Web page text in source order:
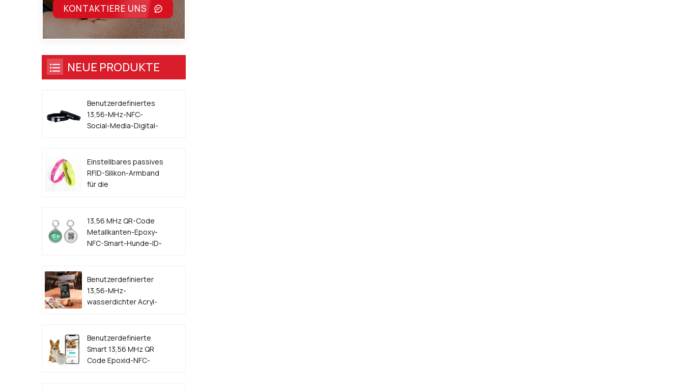
KONTAKTIERE UNS
NEUE PRODUKTE
Benutzerdefiniertes
13,56-MHz-NFC-
Social-Media-Digital-
Einstellbares passives
RFID-Silikon-Armband
für die
13,56 MHz QR-Code
Metallkanten-Epoxy-
NFC-Smart-Hunde-ID-
Benutzerdefinierter
13,56-MHz-
wasserdichter Acryl-
Benutzerdefinierte
Smart 13,56 MHz QR
Code Epoxid-NFC-